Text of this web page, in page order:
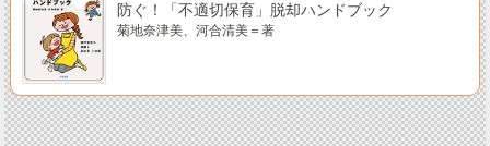
防ぐ！「不適切保育」脱却ハンドブック
菊地奈津美、河合清美＝著